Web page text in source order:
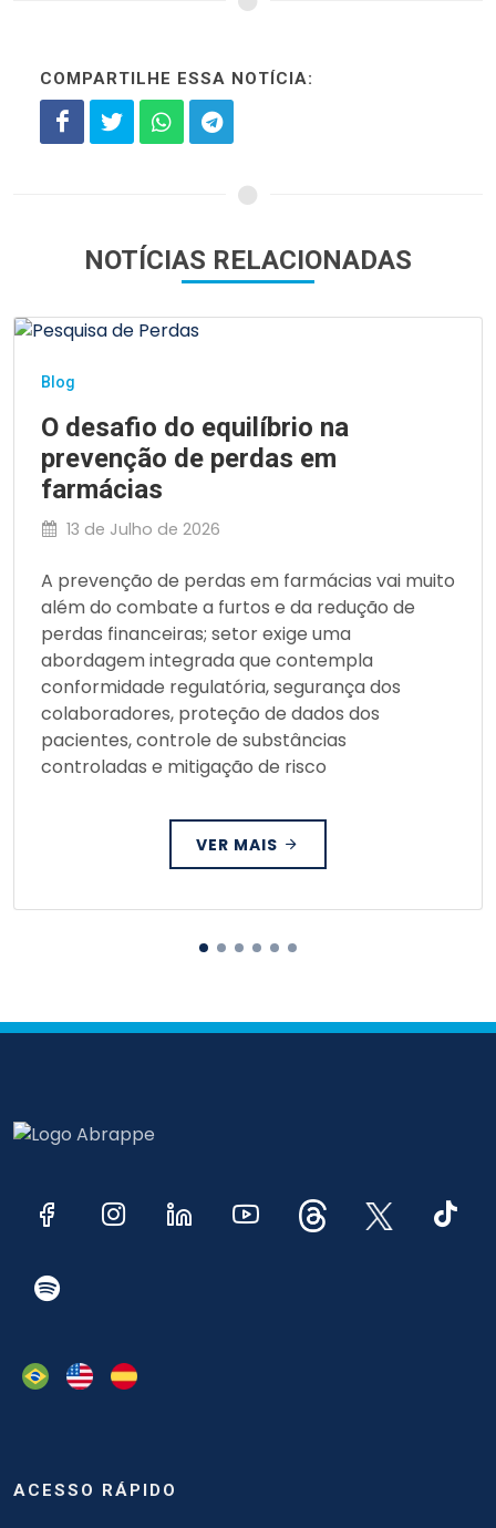
COMPARTILHE ESSA NOTÍCIA:
NOTÍCIAS RELACIONADAS
Blog
O desafio do equilíbrio na
prevenção de perdas em
farmácias
13 de Julho de 2026
A prevenção de perdas em farmácias vai muito
além do combate a furtos e da redução de
perdas financeiras; setor exige uma
abordagem integrada que contempla
conformidade regulatória, segurança dos
colaboradores, proteção de dados dos
pacientes, controle de substâncias
controladas e mitigação de risco
VER MAIS
ACESSO RÁPIDO